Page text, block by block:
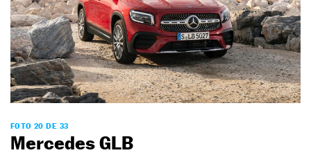
FOTO 20 DE 33
Mercedes GLB